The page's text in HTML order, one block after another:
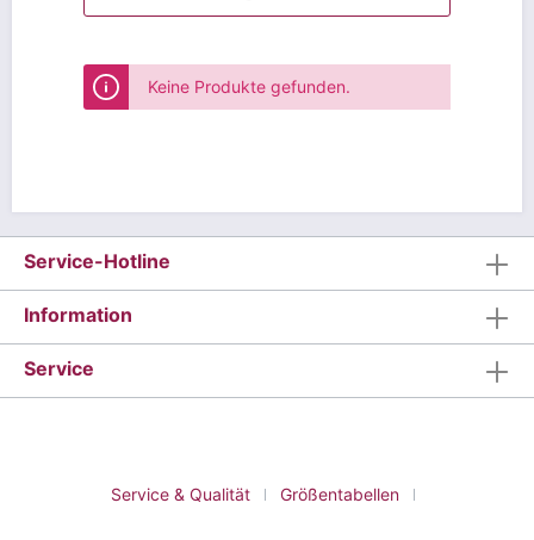
Keine Produkte gefunden.
Service-Hotline
Information
Service
Service & Qualität Größentabellen